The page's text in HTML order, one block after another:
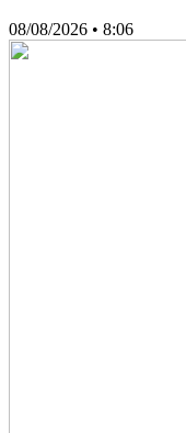
08/08/2026 • 8:06